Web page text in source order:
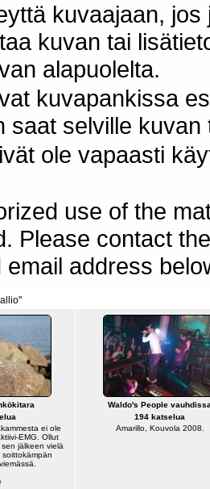
kuvaajaan,
kuvan tai
alapuolelta.
kuvapankissa
saat selville
ole vapaasti
use of the
Please contact
email address
ei ole
EMG. Ollut
jälkeen vielä
Waldo's People
194 katselua
Amarillo, Kouvola 2008.